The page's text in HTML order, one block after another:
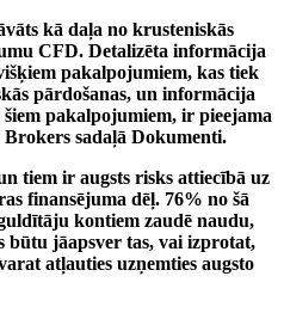
kā daļa no krusteniskās
CFD. Detalizēta informācija
pakalpojumiem, kas tiek
pārdošanas, un informācija
pakalpojumiem, ir pieejama
sadaļā Dokumenti.
tiem ir augsts risks attiecībā uz
finansējuma dēļ. 76% no šā
kontiem zaudē naudu,
būtu jāapsver tas, vai izprotat,
atļauties uzņemties augsto